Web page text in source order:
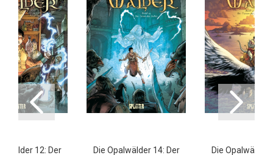
12: Der Die Opalwälder 14: Der Die Opalwälder